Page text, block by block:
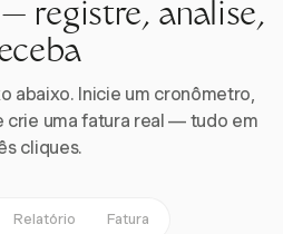
registre, analise,
abaixo. Inicie um cronômetro,
crie uma fatura real — tudo em
cliques.
Relatório Fatura